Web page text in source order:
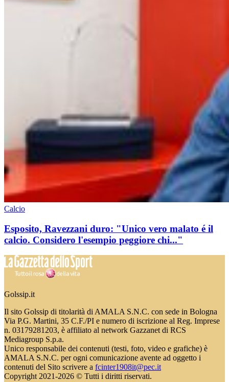
Calcio
Esposito, Ravezzani duro: "Unico vero malato é il
calcio. Considero l'esempio peggiore chi..."
Golssip.it
Il sito Golssip di titolarità di AMALA S.N.C. con sede in Bologna
Via P.G. Martini, 35 C.F./PI e numero di iscrizione al Reg. Imprese
n. 03179281203, è affiliato al network Gazzanet di RCS
Mediagroup S.p.a.
Unico responsabile dei contenuti (testi, foto, video e grafiche) è
AMALA S.N.C. per ogni comunicazione avente ad oggetto i
contenuti del Sito scrivere a fcinter1908it@pec.it
Copyright 2021-2026 © Tutti i diritti riservati.